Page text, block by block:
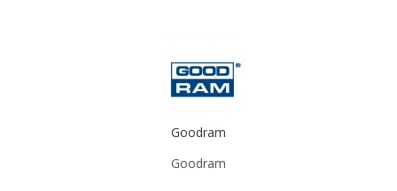
Goodram
Goodram